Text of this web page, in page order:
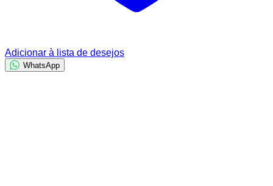
Adicionar à lista de desejos
WhatsApp